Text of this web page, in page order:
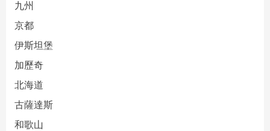
九州
京都
伊斯坦堡
加歷奇
北海道
古薩達斯
和歌山